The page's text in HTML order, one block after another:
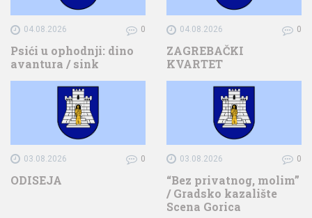
04.08.2026 0
Psići u ophodnji: dino
avantura / sink
04.08.2026 0
ZAGREBAČKI
KVARTET
03.08.2026 0
ODISEJA
03.08.2026 0
“Bez privatnog, molim”
/ Gradsko kazalište
Scena Gorica